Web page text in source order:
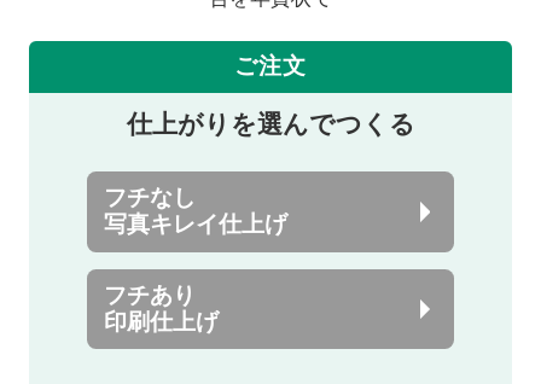
ご注文
仕上がりを選んでつくる
フチなし
写真キレイ仕上げ
フチあり
印刷仕上げ